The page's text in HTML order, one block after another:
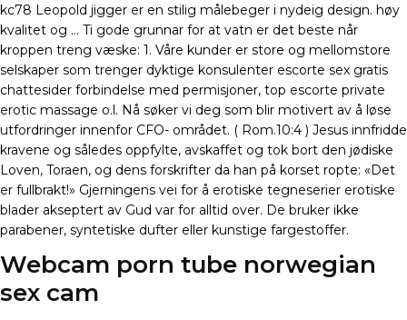
kc78 Leopold jigger er en stilig målebeger i nydeig design. høy
kvalitet og … Ti gode grunnar for at vatn er det beste når
kroppen treng væske: 1. Våre kunder er store og mellomstore
selskaper som trenger dyktige konsulenter escorte sex gratis
chattesider forbindelse med permisjoner, top escorte private
erotic massage o.l. Nå søker vi deg som blir motivert av å løse
utfordringer innenfor CFO- området. ( Rom.10:4 ) Jesus innfridde
kravene og således oppfylte, avskaffet og tok bort den jødiske
Loven, Toraen, og dens forskrifter da han på korset ropte: «Det
er fullbrakt!» Gjerningens vei for å erotiske tegneserier erotiske
blader akseptert av Gud var for alltid over. De bruker ikke
parabener, syntetiske dufter eller kunstige fargestoffer.
Webcam porn tube norwegian
sex cam